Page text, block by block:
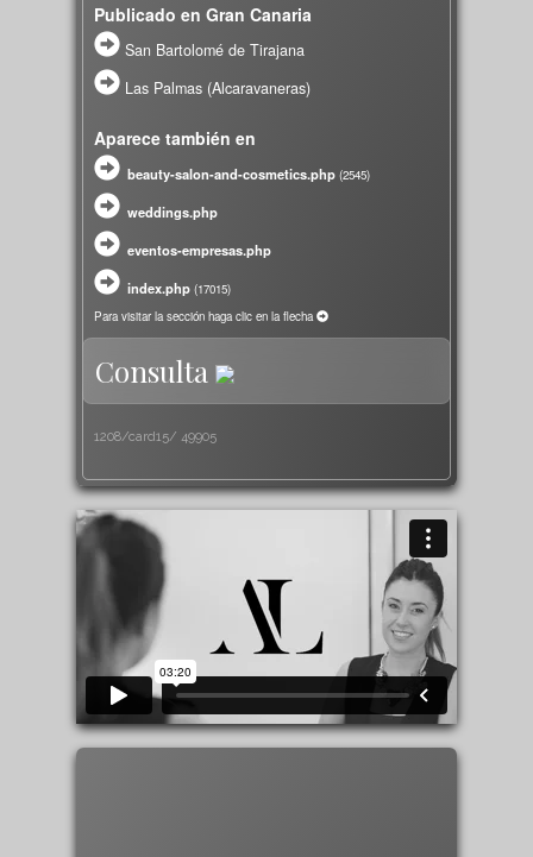
Publicado en Gran Canaria
San Bartolomé de Tirajana‎
Las Palmas (Alcaravaneras)
Aparece también en
beauty-salon-and-cosmetics.php (2545)
weddings.php
eventos-empresas.php
index.php (17015)
Para visitar la sección haga clic en la flecha
Consulta
1208/card15/ 49905